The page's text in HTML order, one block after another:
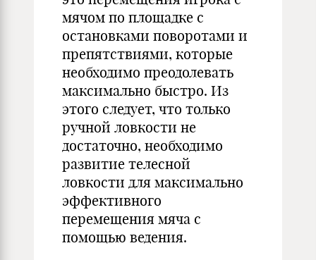
мячом по площадке с
остановками поворотами и
препятствиями, которые
необходимо преодолевать
максимально быстро. Из
этого следует, что только
ручной ловкости не
достаточно, необходимо
развитие телесной
ловкости для максимально
эффективного
перемещения мяча с
помощью ведения.